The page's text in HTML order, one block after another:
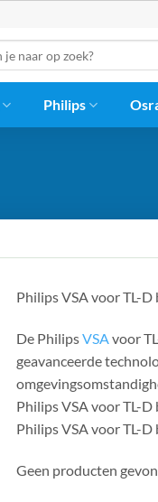
Philips
Philips VSA voor TL-
De PhilipsVSA voor
geavanceerde
Philips VSA voor TL-
Philips VSA voor TL-D
Geen producten